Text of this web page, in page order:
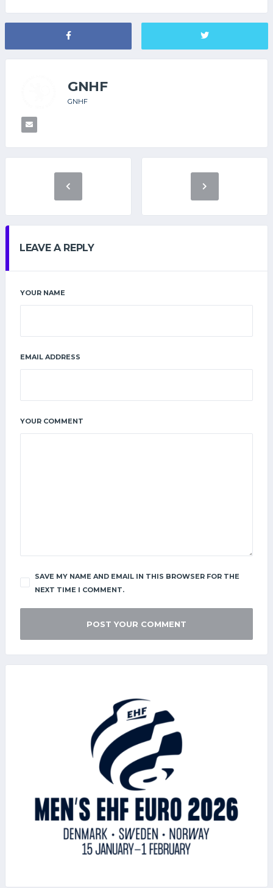
GNHF
GNHF
LEAVE A REPLY
YOUR NAME
EMAIL ADDRESS
YOUR COMMENT
SAVE MY NAME AND EMAIL IN THIS BROWSER FOR THE
NEXT TIME I COMMENT.